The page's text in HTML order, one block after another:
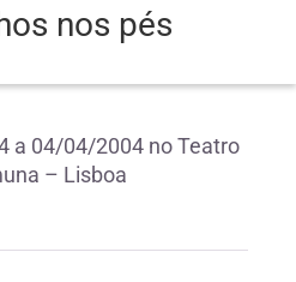
nos pés
a 04/04/2004 no Teatro
– Lisboa